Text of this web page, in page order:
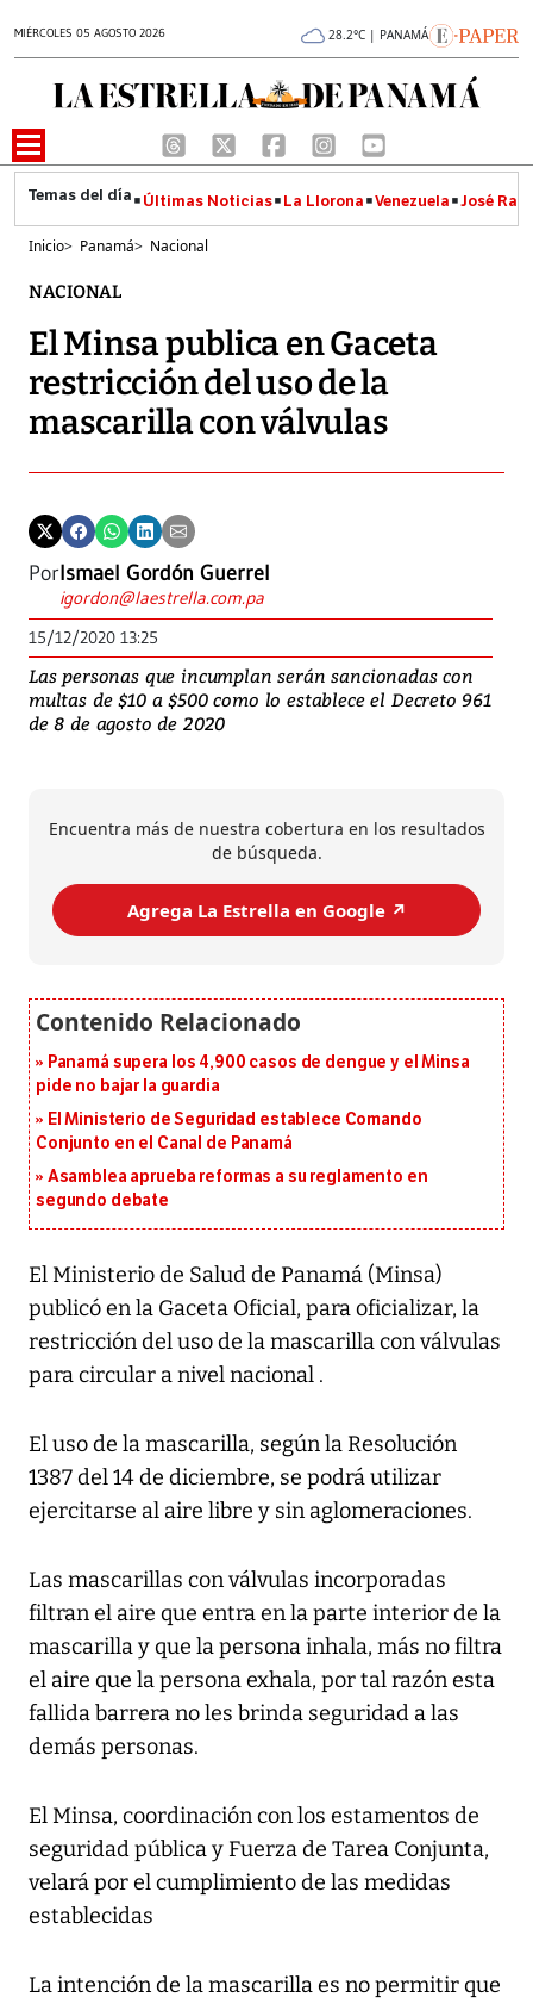
MIÉRCOLES 05 AGOSTO 2026 28.2°C | PANAMÁ
Últimas Noticias La Llorona Venezuela José
Inicio> Panamá> Nacional
NACIONAL
El Minsa publica en Gaceta
restricción del uso de la
mascarilla con válvulas
PorIsmael Gordón Guerrel
igordon@laestrella.com.pa
15/12/2020 13:25
Las personas que incumplan serán sancionadas con
multas de $10 a $500 como lo establece el Decreto 961
de 8 de agosto de 2020
Encuentra más de nuestra cobertura en los resultados
de búsqueda.
Agrega La Estrella en Google ↗️
Panamá supera los 4,900 casos de dengue y el Minsa
pide no bajar la guardia
El Ministerio de Seguridad establece Comando
Conjunto en el Canal de Panamá
Asamblea aprueba reformas a su reglamento en
segundo debate
El Ministerio de Salud de Panamá (Minsa)
publicó en la Gaceta Oficial, para oficializar, la
restricción del uso de la mascarilla con válvulas
para circular a nivel nacional .
El uso de la mascarilla, según la Resolución
1387 del 14 de diciembre, se podrá utilizar
ejercitarse al aire libre y sin aglomeraciones.
Las mascarillas con válvulas incorporadas
filtran el aire que entra en la parte interior de la
mascarilla y que la persona inhala, más no filtra
el aire que la persona exhala, por tal razón esta
fallida barrera no les brinda seguridad a las
demás personas.
El Minsa, coordinación con los estamentos de
seguridad pública y Fuerza de Tarea Conjunta,
velará por el cumplimiento de las medidas
establecidas
La intención de la mascarilla es no permitir que